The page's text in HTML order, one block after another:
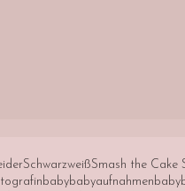
SchwarzweißSmash the Cake
babybabyaufnahmen